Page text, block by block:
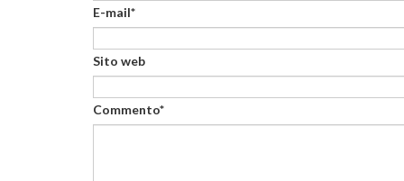
E-mail*
Sito web
Commento*